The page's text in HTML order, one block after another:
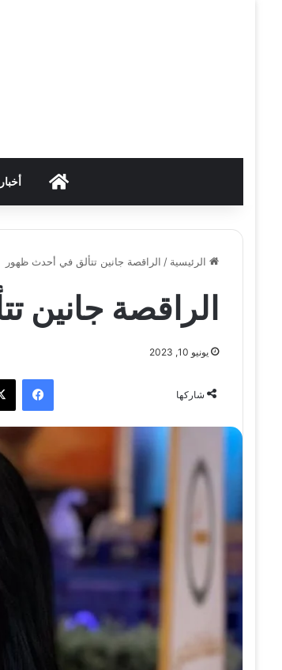
HOME
الرئيسية / الراقصة جانين تتألق في أحدث ظهور
الراقصة جانين
يونيو 10, 2023
شاركها
فيسبوك